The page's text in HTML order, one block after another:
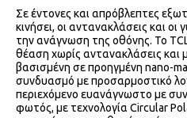
Σε έντονες και απρόβλεπτες
κινήσει, οι αντανακλάσεις και
την ανάγνωση της οθόνης. Το
θέαση χωρίς αντανακλάσεις και
βασισμένη σε προηγμένη nano-
συνδυασμό με προσαρμοστικό
περιεχόμενο ευανάγνωστο με
φωτός, με τεχνολογία Circular